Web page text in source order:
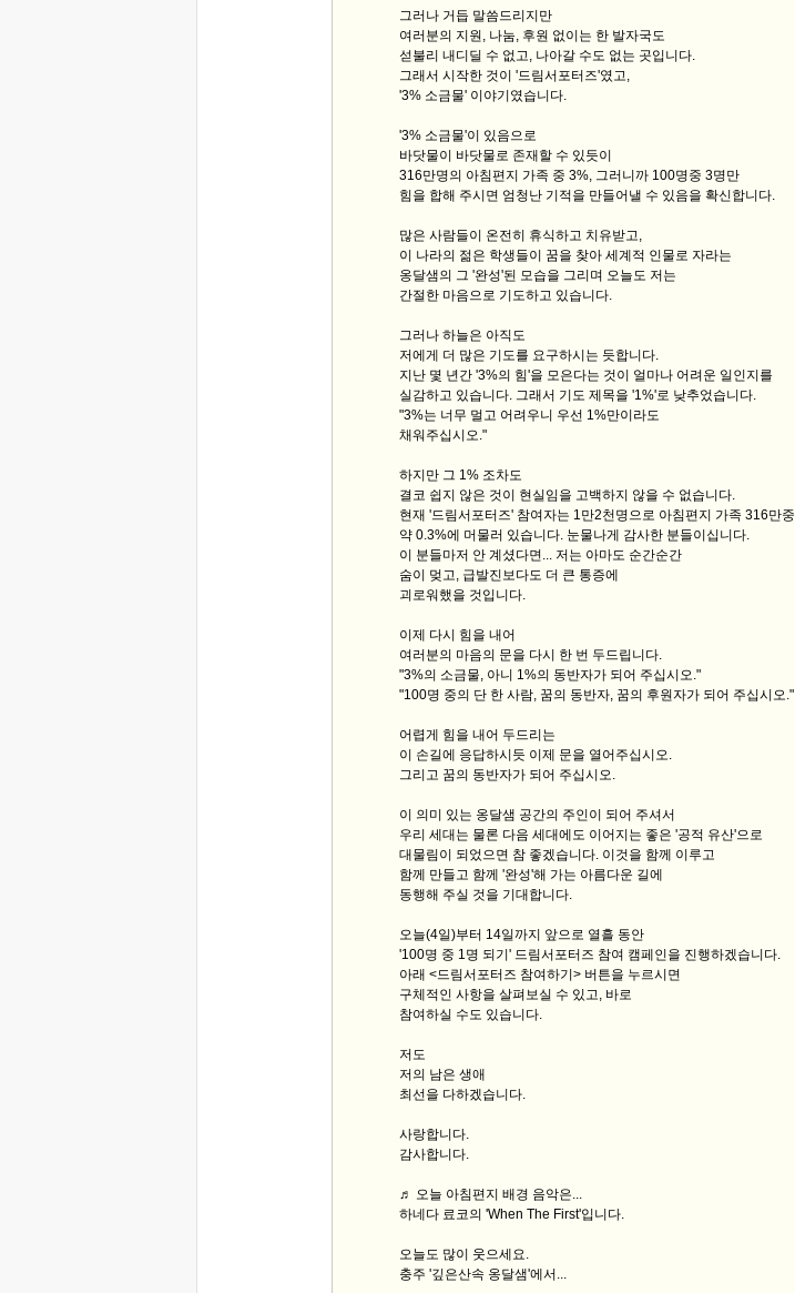
그러나 거듭 말씀드리지만
여러분의 지원, 나눔, 후원 없이는 한 발자국도
섣불리 내디딜 수 없고, 나아갈 수도 없는 곳입니다.
그래서 시작한 것이 '드림서포터즈'였고,
'3% 소금물' 이야기였습니다.
'3% 소금물'이 있음으로
바닷물이 바닷물로 존재할 수 있듯이
316만명의 아침편지 가족 중 3%, 그러니까 100명중 3명만
힘을 합해 주시면 엄청난 기적을 만들어낼 수 있음을 확신합니다.
많은 사람들이 온전히 휴식하고 치유받고,
이 나라의 젊은 학생들이 꿈을 찾아 세계적 인물로 자라는
옹달샘의 그 '완성'된 모습을 그리며 오늘도 저는
간절한 마음으로 기도하고 있습니다.
그러나 하늘은 아직도
저에게 더 많은 기도를 요구하시는 듯합니다.
지난 몇 년간 '3%의 힘'을 모은다는 것이 얼마나 어려운 일인지를
실감하고 있습니다. 그래서 기도 제목을 '1%'로 낮추었습니다.
"3%는 너무 멀고 어려우니 우선 1%만이라도
채워주십시오."
하지만 그 1% 조차도
결코 쉽지 않은 것이 현실임을 고백하지 않을 수 없습니다.
현재 '드림서포터즈' 참여자는 1만2천명으로 아침편지 가족 316만중
약 0.3%에 머물러 있습니다. 눈물나게 감사한 분들이십니다.
이 분들마저 안 계셨다면... 저는 아마도 순간순간
숨이 멎고, 급발진보다도 더 큰 통증에
괴로워했을 것입니다.
이제 다시 힘을 내어
여러분의 마음의 문을 다시 한 번 두드립니다.
"3%의 소금물, 아니 1%의 동반자가 되어 주십시오."
"100명 중의 단 한 사람, 꿈의 동반자, 꿈의 후원자가 되어 주십시오."
어렵게 힘을 내어 두드리는
이 손길에 응답하시듯 이제 문을 열어주십시오.
그리고 꿈의 동반자가 되어 주십시오.
이 의미 있는 옹달샘 공간의 주인이 되어 주셔서
우리 세대는 물론 다음 세대에도 이어지는 좋은 '공적 유산'으로
대물림이 되었으면 참 좋겠습니다. 이것을 함께 이루고
함께 만들고 함께 '완성'해 가는 아름다운 길에
동행해 주실 것을 기대합니다.
오늘(4일)부터 14일까지 앞으로 열흘 동안
'100명 중 1명 되기' 드림서포터즈 참여 캠페인을 진행하겠습니다.
아래 <드림서포터즈 참여하기> 버튼을 누르시면
구체적인 사항을 살펴보실 수 있고, 바로
참여하실 수도 있습니다.
저도
저의 남은 생애
최선을 다하겠습니다.
사랑합니다.
감사합니다.
♬ 오늘 아침편지 배경 음악은...
하네다 료코의 'When The First'입니다.
오늘도 많이 웃으세요.
충주 '깊은산속 옹달샘'에서...